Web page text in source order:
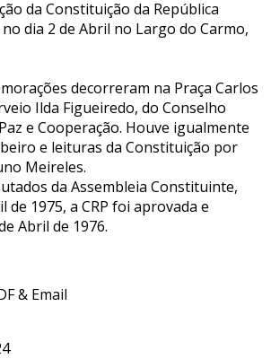
da Constituição da República
dia 2 de Abril no Largo do Carmo,
decorreram na Praça Carlos
Ilda Figueiredo, do Conselho
e Cooperação. Houve igualmente
e leituras da Constituição por
Meireles.
da Assembleia Constituinte,
de 1975, a CRP foi aprovada e
Abril de 1976.